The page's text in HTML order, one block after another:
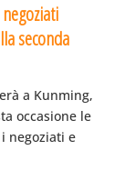
seconda
a Kunming,
occasione le
negoziati e